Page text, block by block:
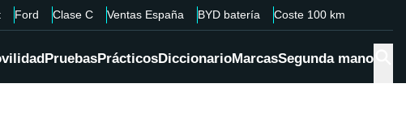
Ford Clase C Ventas España BYD batería Coste 100 km
PruebasPrácticosDiccionarioMarcasSegunda mano